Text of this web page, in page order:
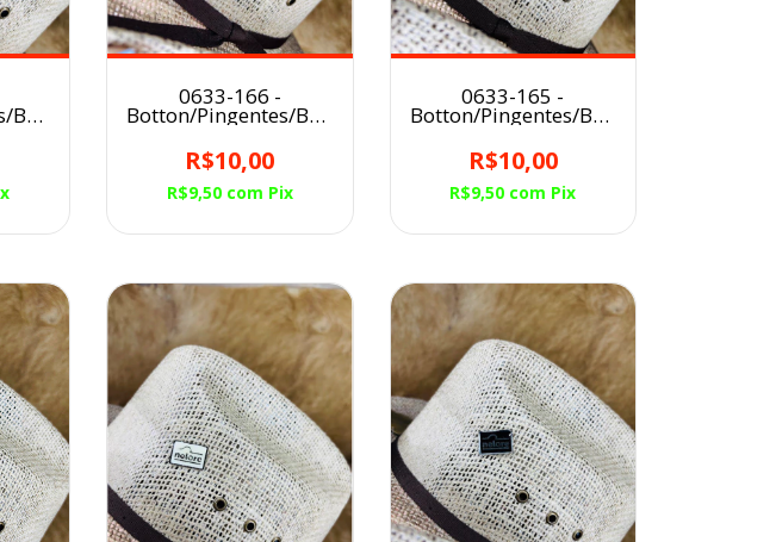
0633-166 -
Botton/Pingentes/Broche
para Chapéu MULA
BRANCA
R$10,00
R$9,50 com Pix
0633-165 -
Botton/Pingentes/Broche
para Chapéu MULA
R$10,00
R$9,50 com Pix